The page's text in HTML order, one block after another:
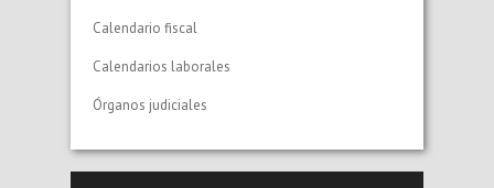
Calendario fiscal
Calendarios laborales
Órganos judiciales